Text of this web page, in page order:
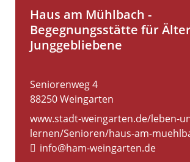
Haus am Mühlbach -
Begegnungsstätte für
Junggebliebene
Seniorenweg 4
88250Weingarten
www.stadt-weingarten.de/leben-
lernen/Senioren/haus-am-
info@ham-weingarten.de